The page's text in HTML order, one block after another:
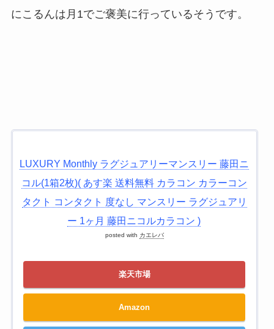
にこるんは月1でご褒美に行っているそうです。
LUXURY Monthly ラグジュアリーマンスリー 藤田ニ
コル(1箱2枚)( あす楽 送料無料 カラコン カラーコン
タクト コンタクト 度なし マンスリー ラグジュアリ
ー 1ヶ月 藤田ニコルカラコン )
posted with カエレバ
楽天市場
Amazon